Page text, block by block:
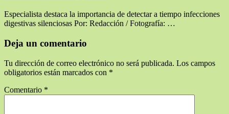
Especialista destaca la importancia de detectar a tiempo infecciones
digestivas silenciosas Por: Redacción / Fotografía: …
Deja un comentario
Tu dirección de correo electrónico no será publicada. Los campos
obligatorios están marcados con *
Comentario *